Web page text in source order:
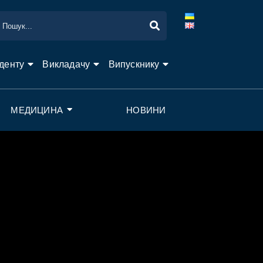
Викладачу Випускнику
МЕДИЦИНА НОВИНИ